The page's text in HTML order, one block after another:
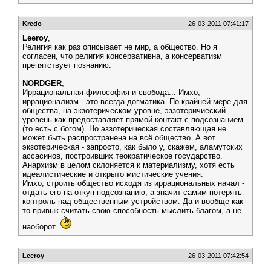
Kredo 26-03-2011 07:41:17
Leeroy,
Религия как раз описывает не мир, а общество. Но я
согласен, что религия консервативна, а консерватизм
препятствует познанию.
NORDGER,
Иррациональная философия и свобода... Имхо,
иррационализм - это всегда догматика. По крайней мере для
общества, на экзотерическом уровне, эззотеричиеский
уровень как предоставляет прямой контакт с подсознанием
(то есть с богом). Но эззотерическая составляющая не
может быть распространена на всё общество. А вот
экзотерическая - запросто, как было у, скажем, аламутских
ассасинов, построивших теократическое государство.
Анархизм в целом склоняется к материализму, хотя есть
идеалистические и открыто мистические учения.
Имхо, строить общество исходя из иррациональных начал -
отдать его на откуп подсознанию, а значит самим потерять
контроль над общественным устройством. Да и вообще как-
то привык считать свою способность мыслить благом, а не
наоборот.
Leeroy 26-03-2011 07:42:54